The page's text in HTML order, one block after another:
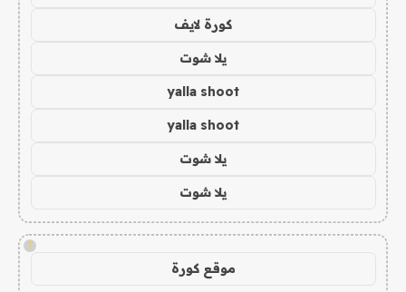
كورة لايف
يلا شوت
yalla shoot
yalla shoot
يلا شوت
يلا شوت
!
موقع كورة